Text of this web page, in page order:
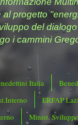
progetto
del
i cammini
Italia
ERFAP
Minist.